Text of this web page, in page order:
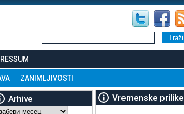
ZANIMLJIVOSTI
Arhive Vremenske prilike